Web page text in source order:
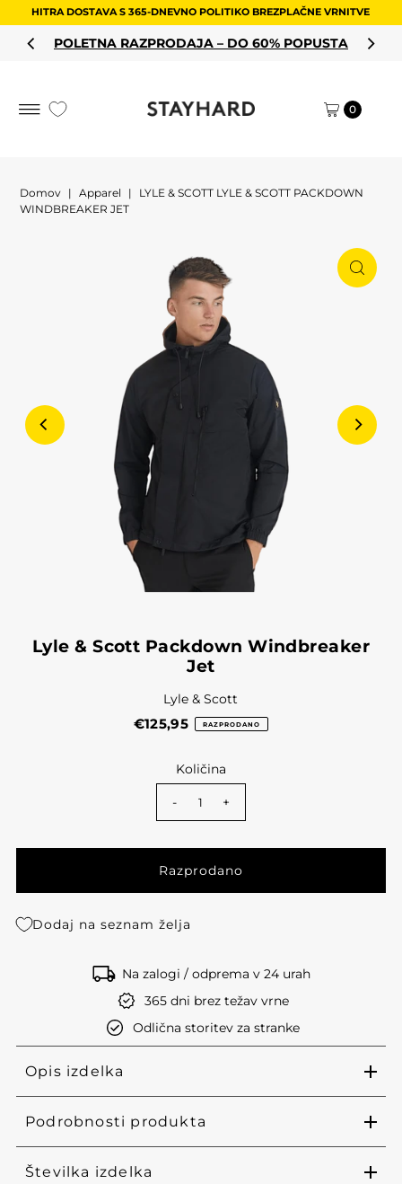
HITRA DOSTAVA S 365-DNEVNO POLITIKO BREZPLAČNE VRNITVE
POLETNA RAZPRODAJA – DO 60% POPUSTA
0
Domov | Apparel |
LYLE & SCOTT LYLE & SCOTT PACKDOWN
WINDBREAKER JET
Lyle & Scott Packdown Windbreaker
Jet
Lyle & Scott
€125,95 RAZPRODANO
Količina
- +
Dodaj na seznam želja
Na zalogi / odprema v 24 urah
365 dni brez težav vrne
Odlična storitev za stranke
Opis izdelka
Podrobnosti produkta
Številka izdelka